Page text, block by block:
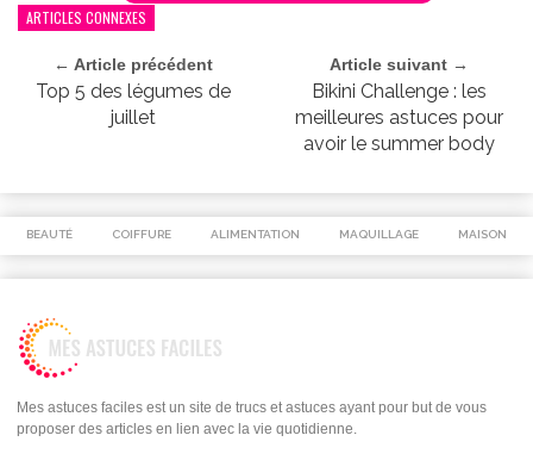
ARTICLES CONNEXES
← Article précédent
Top 5 des légumes de
juillet
Article suivant →
Bikini Challenge : les
meilleures astuces pour
avoir le summer body
BEAUTÉ COIFFURE ALIMENTATION MAQUILLAGE MAISON
Mes astuces faciles est un site de trucs et astuces ayant pour but de vous
proposer des articles en lien avec la vie quotidienne.